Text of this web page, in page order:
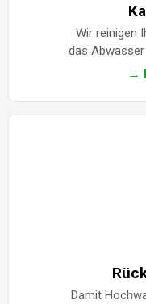
Wir reinigen
das
→
Damit